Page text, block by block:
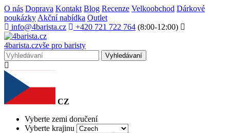
O nás Doprava Kontakt Blog Recenze Velkoobchod Dárkové
poukázky Akční nabídka Outlet
info@4barista.cz
+420 721 722 764 (8:00-12:00)
4barista.czvše pro baristy
Vyhledávaní
CZ
Vyberte zemi doručení
Vyberte krajinu